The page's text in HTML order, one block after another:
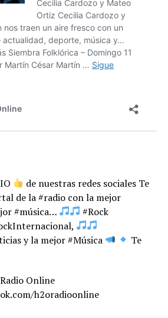
de nuestras redes sociales Te
de la #radio con la mejor
#música…
#Rock
y la mejor #Música
Te
Online
h2oradioonline